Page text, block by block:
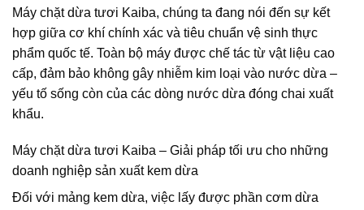
Máy chặt dừa tươi Kaiba, chúng ta đang nói đến sự kết
hợp giữa cơ khí chính xác và tiêu chuẩn vệ sinh thực
phẩm quốc tế. Toàn bộ máy được chế tác từ vật liệu cao
cấp, đảm bảo không gây nhiễm kim loại vào nước dừa –
yếu tố sống còn của các dòng nước dừa đóng chai xuất
khẩu.
Máy chặt dừa tươi Kaiba – Giải pháp tối ưu cho những
doanh nghiệp sản xuất kem dừa
Đối với mảng kem dừa, việc lấy được phần cơm dừa